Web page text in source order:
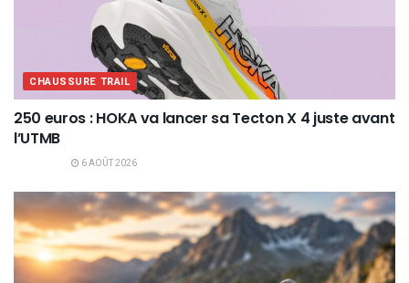
CHAUSSURE TRAIL
250 euros : HOKA va lancer sa Tecton X 4 juste avant
l’UTMB
6 AOÛT 2026